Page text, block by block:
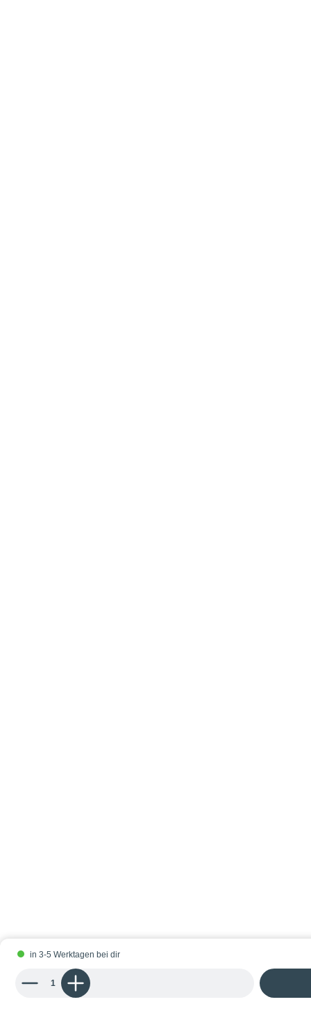
Produkt Anzahl: Gib den gewünschten Wert ein oder benutze die
in 3-5 Werktagen bei dir